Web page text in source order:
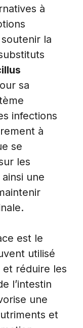
à
la
sa
infections
à
se
les
une
est le
utilisé
et réduire les
l’intestin
une
et